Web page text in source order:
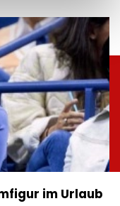
im Urlaub